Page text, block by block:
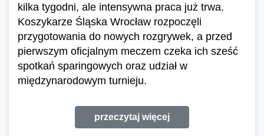
kilka tygodni, ale intensywna praca już trwa.
Koszykarze Śląska Wrocław rozpoczęli
przygotowania do nowych rozgrywek, a przed
pierwszym oficjalnym meczem czeka ich sześć
spotkań sparingowych oraz udział w
międzynarodowym turnieju.
przeczytaj więcej